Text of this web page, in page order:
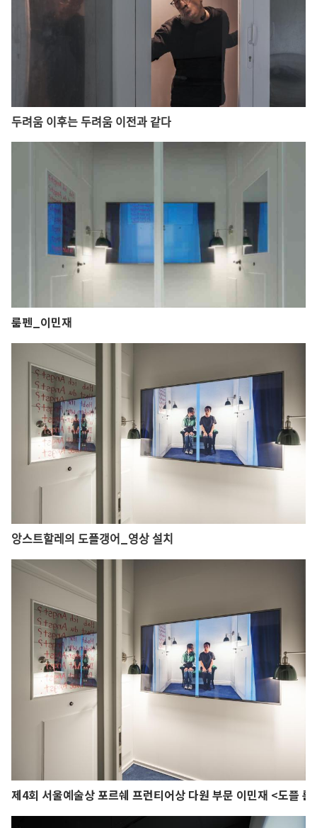
두려움 이후는 두려움 이전과 같다
룸펜_이민재
앙스트할레의 도플갱어_영상 설치
제4회 서울예술상 포르쉐 프런티어상 다원 부문 이민재 <도플 룸